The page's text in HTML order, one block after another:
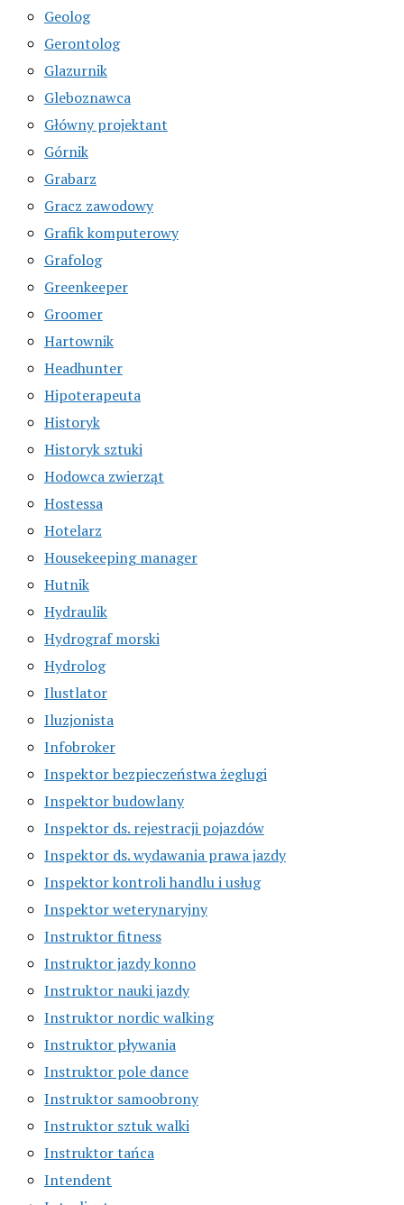
Geolog
Gerontolog
Glazurnik
Gleboznawca
Główny projektant
Górnik
Grabarz
Gracz zawodowy
Grafik komputerowy
Grafolog
Greenkeeper
Groomer
Hartownik
Headhunter
Hipoterapeuta
Historyk
Historyk sztuki
Hodowca zwierząt
Hostessa
Hotelarz
Housekeeping manager
Hutnik
Hydraulik
Hydrograf morski
Hydrolog
Ilustlator
Iluzjonista
Infobroker
Inspektor bezpieczeństwa żeglugi
Inspektor budowlany
Inspektor ds. rejestracji pojazdów
Inspektor ds. wydawania prawa jazdy
Inspektor kontroli handlu i usług
Inspektor weterynaryjny
Instruktor fitness
Instruktor jazdy konno
Instruktor nauki jazdy
Instruktor nordic walking
Instruktor pływania
Instruktor pole dance
Instruktor samoobrony
Instruktor sztuk walki
Instruktor tańca
Intendent